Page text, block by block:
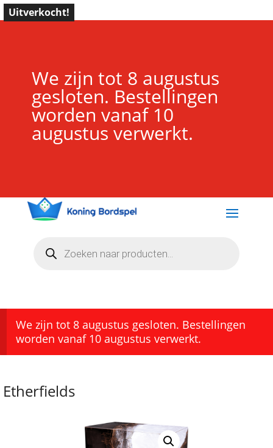
We zijn tot 8 augustus
gesloten. Bestellingen
worden vanaf 10
augustus verwerkt.
zoeken
We zijn tot 8 augustus gesloten. Bestellingen
worden vanaf 10 augustus verwerkt.
Uitverkocht!
Etherfields